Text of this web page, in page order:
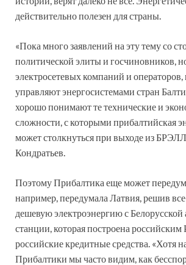
действительно полезен для страны.
«Пока много заявлений на эту тему со
политической элиты и госчиновников,
электросетевых компаний и операторов,
управляют энергосистемами стран
хорошо понимают те технические и
сложности, с которыми прибалтийская
может столкнуться при выходе из
Кондратьев.
Поэтому Прибалтика еще может
например, передумала Латвия, решив
дешевую электроэнергию с Белорусской
станции, которая построена российским
российские кредитные средства. «Хотя
Прибалтики мы часто видим, как